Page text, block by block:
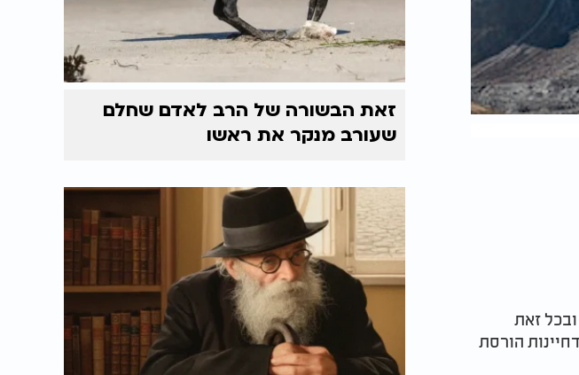
זאת
הורסת
זאת הבשורה של הרב לאדם שחלם
שעורב מנקר את ראשו